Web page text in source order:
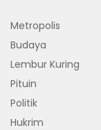
Metropolis
Budaya
Lembur Kuring
Pituin
Politik
Hukrim